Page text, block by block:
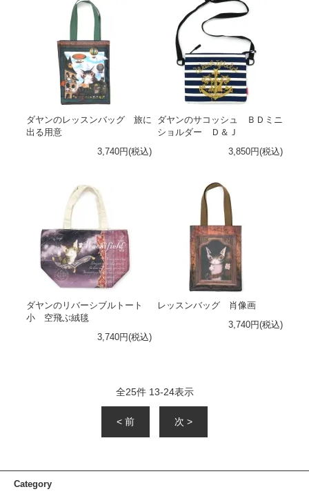
ダヤンのレッスンバッグ 旅に
出る用意
3,740円(税込)
ダヤンのサコッシュ ＢＤミニ
ショルダー Ｄ＆Ｊ
3,850円(税込)
ダヤンのリバーシブルトート
小 空飛ぶ絨毯
3,740円(税込)
レッスンバッグ 肖像画
3,740円(税込)
全25件 13-24表示
< 前 次 >
Category